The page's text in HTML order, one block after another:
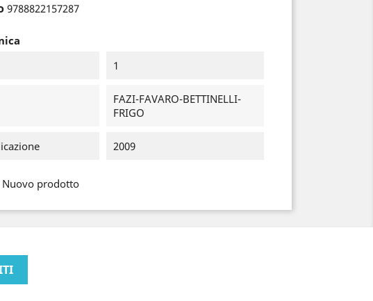
9788822157287
1
FAZI-FAVARO-BETTINELLI-
FRIGO
2009
Nuovo prodotto